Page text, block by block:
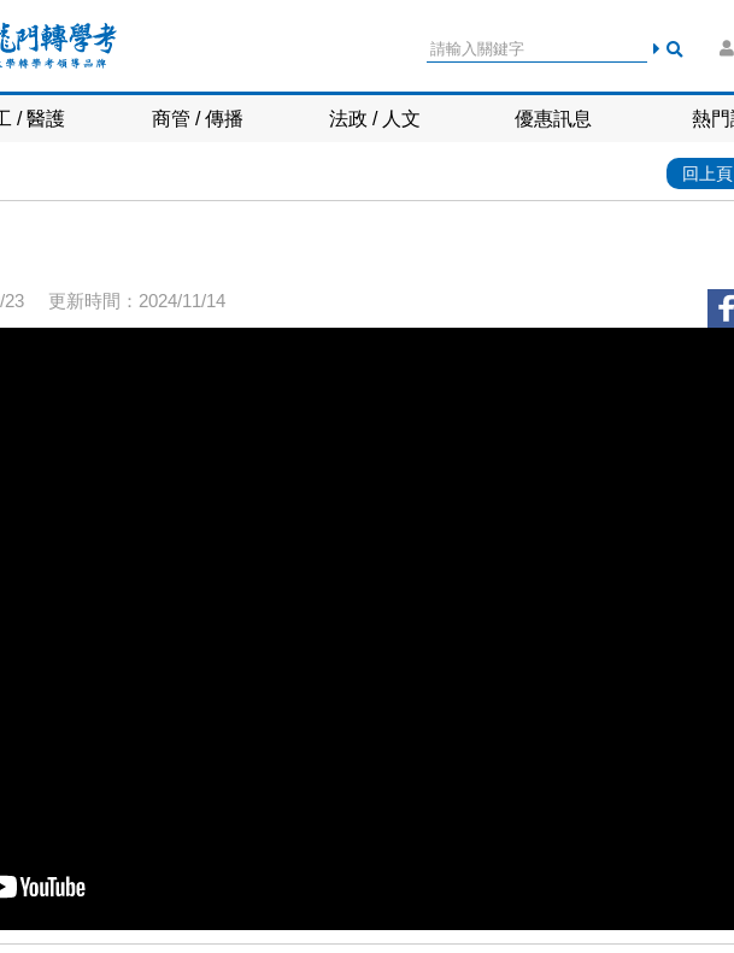
/ 醫護 商管 / 傳播 法政 / 人文 優惠訊息 熱
回上頁
23 更新時間：2024/11/14